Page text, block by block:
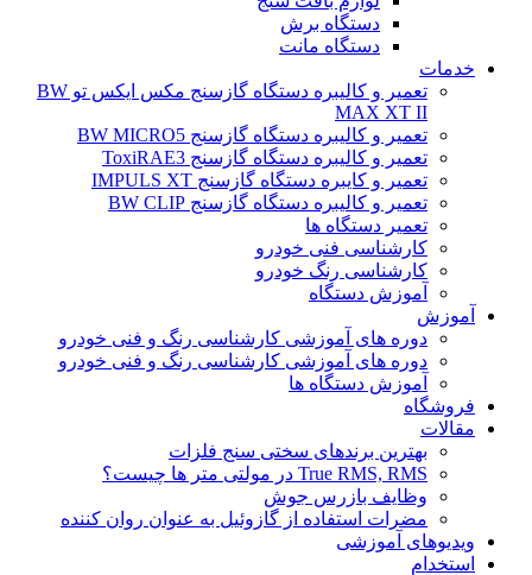
دستگاه برش
دستگاه مانت
خدمات
تعمیر و کالیبره دستگاه گازسنج مکس ایکس تو BW
MAX XT II
تعمیر و کالیبره دستگاه گازسنج BW MICRO5
تعمیر و کالیبره دستگاه گازسنج ToxiRAE3
تعمیر و کایبره دستگاه گازسنج IMPULS XT
تعمیر و کالیبره دستگاه گازسنج BW CLIP
تعمیر دستگاه ها
کارشناسی فنی خودرو
کارشناسی رنگ خودرو
آموزش دستگاه
آموزش
دوره های آموزشی کارشناسی رنگ و فنی خودرو
دوره های آموزشی کارشناسی رنگ و فنی خودرو
آموزش دستگاه ها
فروشگاه
مقالات
بهترین برندهای سختی سنج فلزات
True RMS, RMS در مولتی متر ها چیست؟
وظایف بازرس جوش
مضرات استفاده از گازوئیل به عنوان روان کننده
ویدیوهای آموزشی
استخدام